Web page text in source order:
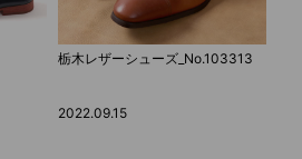
栃木レザーシューズ_No.103313
2022.09.15